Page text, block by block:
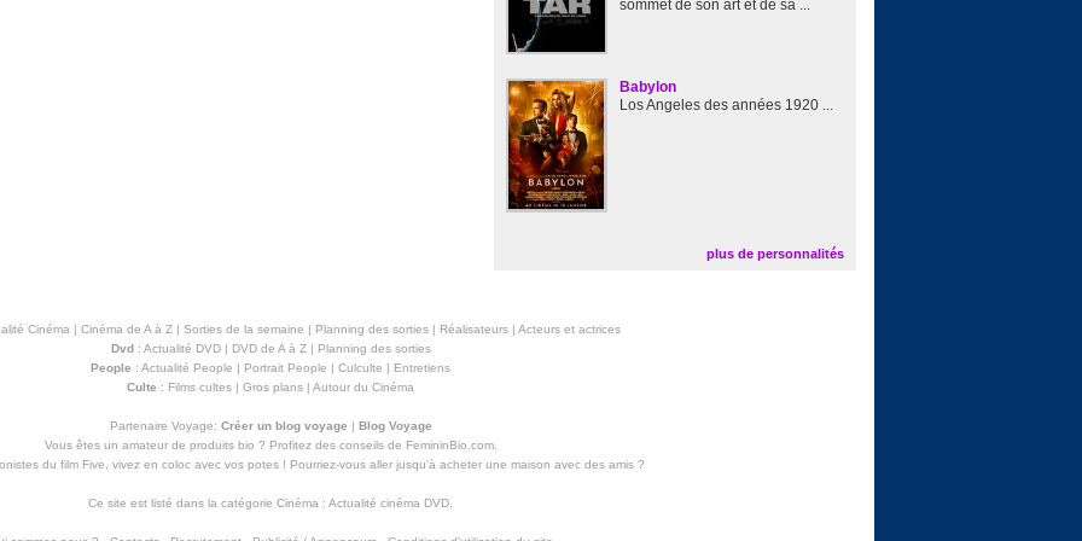
sommet de son art et de sa ...
Babylon
Los Angeles des années 1920 ...
plus de personnalités
Cinéma | Cinéma de A à Z| Sorties de la semaine | Planning des sorties| Réalisateurs| Acteurs et actrices
Dvd: Actualité DVD| DVD de A à Z| Planning des sorties
People : Actualité People | Portrait People | Culculte | Entretiens
Culte : Films cultes | Gros plans | Autour du Cinéma
Partenaire Voyage: Créer un blog voyage | Blog Voyage
Vous êtes un amateur de produits bio ? Profitez des conseils de FemininBio.com.
du film Five, vivez en coloc avec vos potes ! Pourriez-vous aller jusqu'à acheter une maison avec des amis?
Ce site est listé dans la catégorie Cinéma : Actualité cinéma DVD